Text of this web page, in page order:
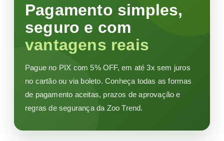
Pagamento simples,
seguro e com
vantagens reais
Pague no PIX com 5% OFF, em até 3x sem juros
no cartão ou via boleto. Conheça todas as formas
de pagamento aceitas, prazos de aprovação e
regras de segurança da Zoo Trend.